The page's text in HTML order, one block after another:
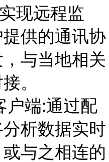
现远程监
供的通讯协
与当地相关
。
户端:通过配
析数据实时
与之相连的